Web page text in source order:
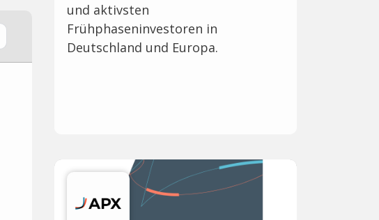
und aktivsten
Frühphaseninvestoren in
Deutschland und Europa.